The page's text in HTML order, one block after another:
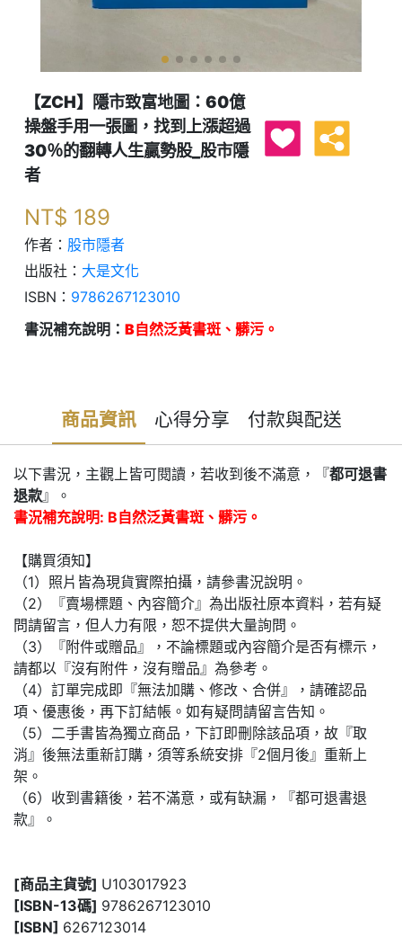
【ZCH】隱市致富地圖：60億
操盤手用一張圖，找到上漲超過
30％的翻轉人生贏勢股_股市隱
者
NT$ 189
作者： 股市隱者
出版社： 大是文化
ISBN： 9786267123010
書況補充說明： B自然泛黃書斑、髒污。
商品資訊 心得分享 付款與配送
以下書況，主觀上皆可閱讀，若收到後不滿意，『都可退書
退款』。
書況補充說明: B自然泛黃書斑、髒污。
【購買須知】
（1）照片皆為現貨實際拍攝，請參書況說明。
（2）『賣場標題、內容簡介』為出版社原本資料，若有疑
問請留言，但人力有限，恕不提供大量詢問。
（3）『附件或贈品』，不論標題或內容簡介是否有標示，
請都以『沒有附件，沒有贈品』為參考。
（4）訂單完成即『無法加購、修改、合併』，請確認品
項、優惠後，再下訂結帳。如有疑問請留言告知。
（5）二手書皆為獨立商品，下訂即刪除該品項，故『取
消』後無法重新訂購，須等系統安排『2個月後』重新上
架。
（6）收到書籍後，若不滿意，或有缺漏，『都可退書退
款』。
[商品主貨號] U103017923
[ISBN-13碼] 9786267123010
[ISBN] 6267123014